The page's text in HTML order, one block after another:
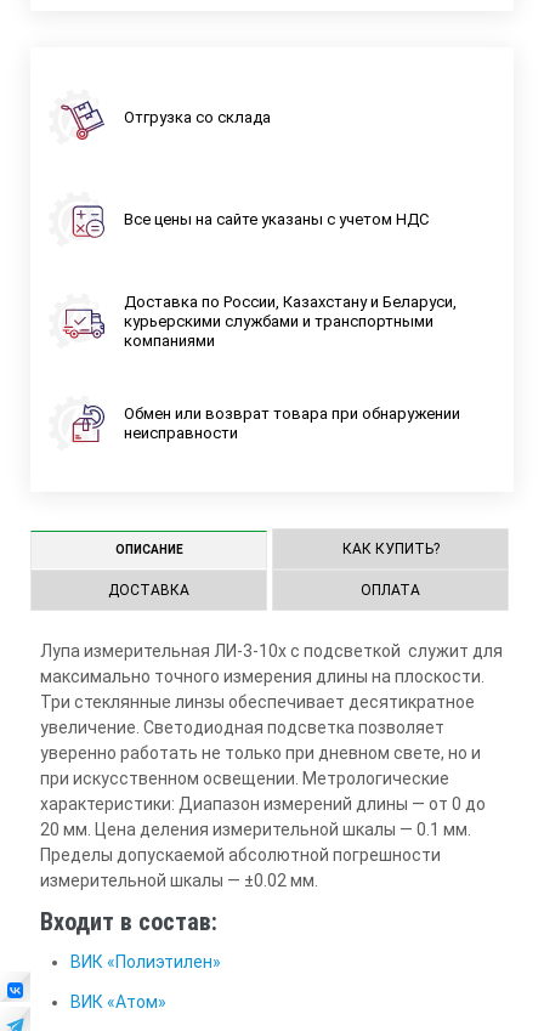
Отгрузка со склада
Все цены на сайте указаны с учетом НДС
Доставка по России, Казахстану и Беларуси,
курьерскими службами и транспортными
компаниями
Обмен или возврат товара при обнаружении
неисправности
ОПИСАНИЕ КАК КУПИТЬ?
ДОСТАВКА ОПЛАТА
Лупа измерительная ЛИ-3-10х с подсветкой служит для
максимально точного измерения длины на плоскости.
Три стеклянные линзы обеспечивает десятикратное
увеличение. Светодиодная подсветка позволяет
уверенно работать не только при дневном свете, но и
при искусственном освещении. Метрологические
характеристики: Диапазон измерений длины — от 0 до
20 мм. Цена деления измерительной шкалы — 0.1 мм.
Пределы допускаемой абсолютной погрешности
измерительной шкалы — ±0.02 мм.
Входит в состав:
ВИК «Полиэтилен»
ВИК «Атом»